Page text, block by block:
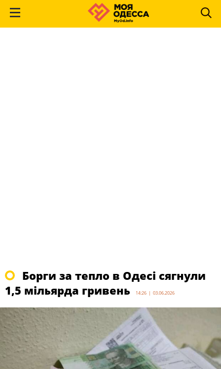
Борги за тепло в Одесі сягнули
1,5 мільярда гривень
14:26 | 03.06.2026